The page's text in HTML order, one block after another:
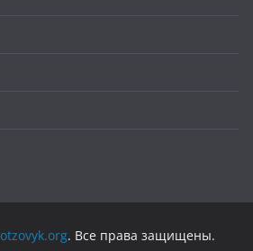
otzovyk.org. Все права защищены.